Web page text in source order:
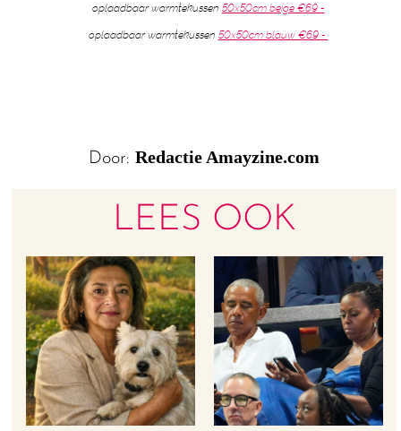
oplaadbaar warmtekussen 50x50cm beige €69,-
oplaadbaar warmtekussen 50x50cm blauw €69,-
Door:Redactie Amayzine.com
LEES OOK